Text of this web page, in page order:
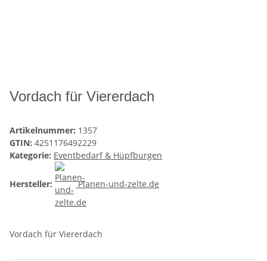
Vordach für Viererdach
Artikelnummer: 1357
GTIN: 4251176492229
Kategorie: Eventbedarf & Hüpfburgen
Hersteller: Planen-und-zelte.de
Vordach für Viererdach